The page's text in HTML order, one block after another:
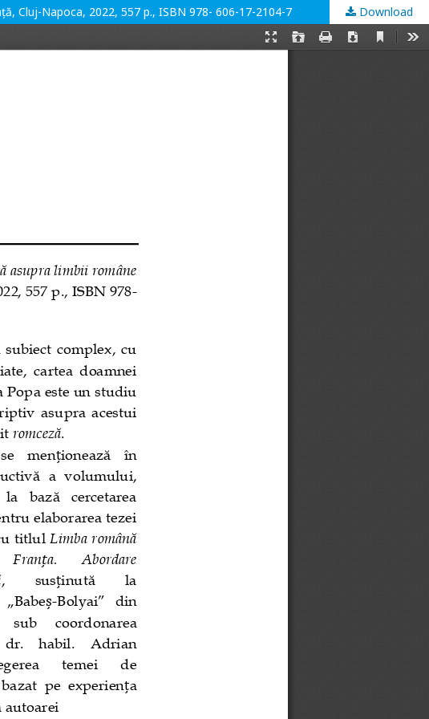
Cluj-Napoca, 2022, 557 p., ISBN 978- 606-17-2104-7 Download